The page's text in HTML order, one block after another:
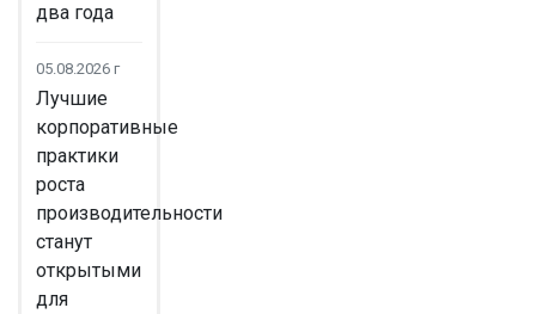
два года
05.08.2026 г
Лучшие
корпоративные
практики
роста
производительности
станут
открытыми
для